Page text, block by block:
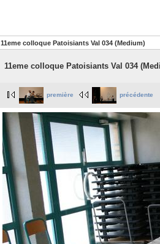
11eme colloque Patoisiants Val 034 (Medium)
11eme colloque Patoisiants Val 034
première précédente